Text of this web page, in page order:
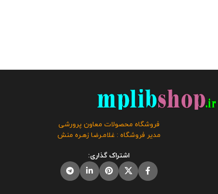
فروشگاه محصولات معاون پرورشی
مدیر فروشگاه : غلامـرضا زهـره منش
اشتراک گذاری: